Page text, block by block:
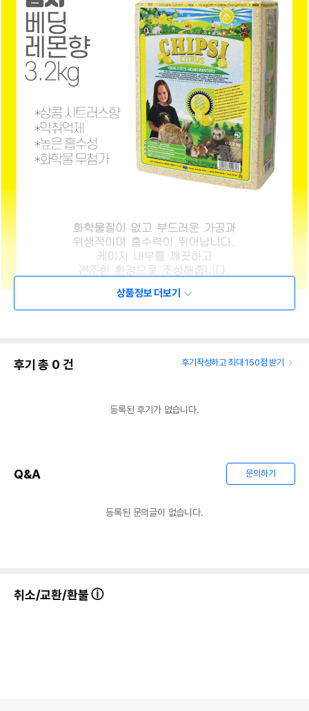
상품정보 더보기
후기 총 0 건 후기작성하고 최대 150점 받기
등록된 후기가 없습니다.
Q&A 문의하기
등록된 문의글이 없습니다.
취소/교환/환불